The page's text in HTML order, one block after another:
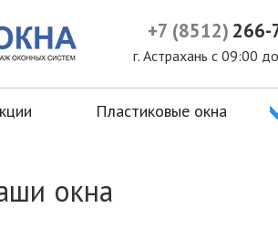
Акции Пластиковые окна Продукция
+7 (8512) 266-
г. Астрахань с 09:00
Пластиковые окна
окна